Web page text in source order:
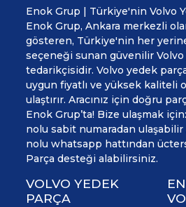
Enok Grup | Türkiye'nin Volvo
Enok Grup, Ankara merkezli
gösteren, Türkiye'nin her
seçeneği sunan güvenilir Volvo
tedarikçisidir. Volvo yedek
uygun fiyatlı ve yüksek kaliteli
ulaştırır. Aracınız için doğru
Enok Grup’ta! Bize ulaşmak
nolu sabit numaradan ulaşabilir
nolu whatsapp hattından
Parça desteği alabilirsiniz.
VOLVO YEDEK
PARÇA